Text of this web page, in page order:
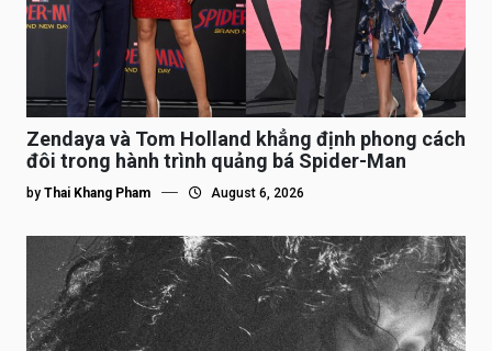
Zendaya và Tom Holland khẳng định phong cách
đôi trong hành trình quảng bá Spider-Man
by Thai Khang Pham August 6, 2026